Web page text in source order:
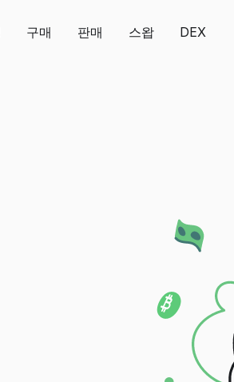
구매 판매 스왑 DEX